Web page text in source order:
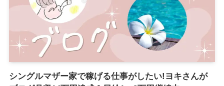
シングルマザー家で稼げる仕事がしたい!ヨキさんが